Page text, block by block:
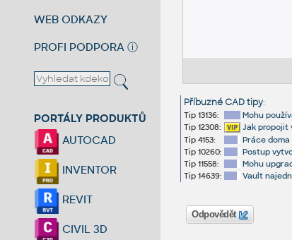
WEB ODKAZY
PROFI PODPORA ⓘ
PORTÁLY PRODUKTŮ
AUTOCAD
INVENTOR
REVIT
CIVIL 3D
Příbuzné CAD tipy:
Tip 13136:
Mohu
Tip 12308:
Jak propojit
Tip 4153:
Práce
Tip 10260:
Postup
Tip 11558:
Mohu
Tip 14639:
Vault
Odpovědět